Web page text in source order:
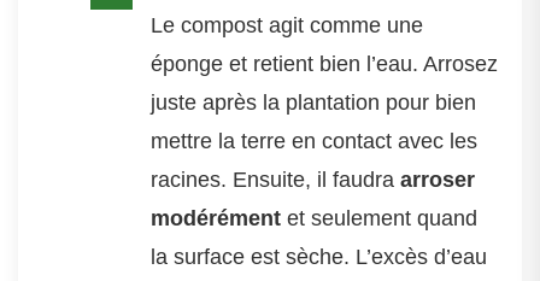
Le compost agit comme une
éponge et retient bien l’eau. Arrosez
juste après la plantation pour bien
mettre la terre en contact avec les
racines. Ensuite, il faudra arroser
modérément et seulement quand
la surface est sèche. L’excès d’eau